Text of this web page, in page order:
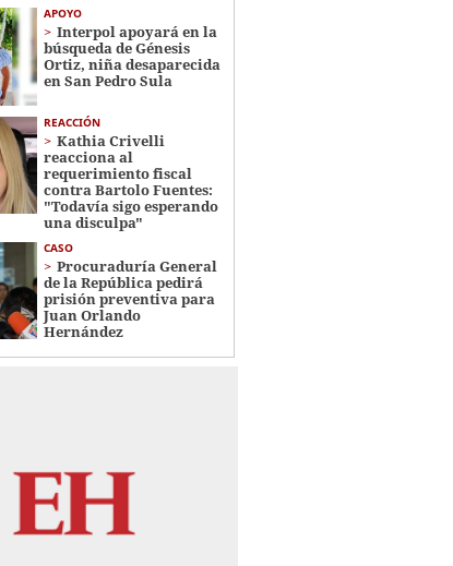
APOYO
Interpol apoyará en la
búsqueda de Génesis
Ortiz, niña desaparecida
en San Pedro Sula
REACCIÓN
Kathia Crivelli
reacciona al
requerimiento fiscal
contra Bartolo Fuentes:
"Todavía sigo esperando
una disculpa"
CASO
Procuraduría General
de la República pedirá
prisión preventiva para
Juan Orlando
Hernández